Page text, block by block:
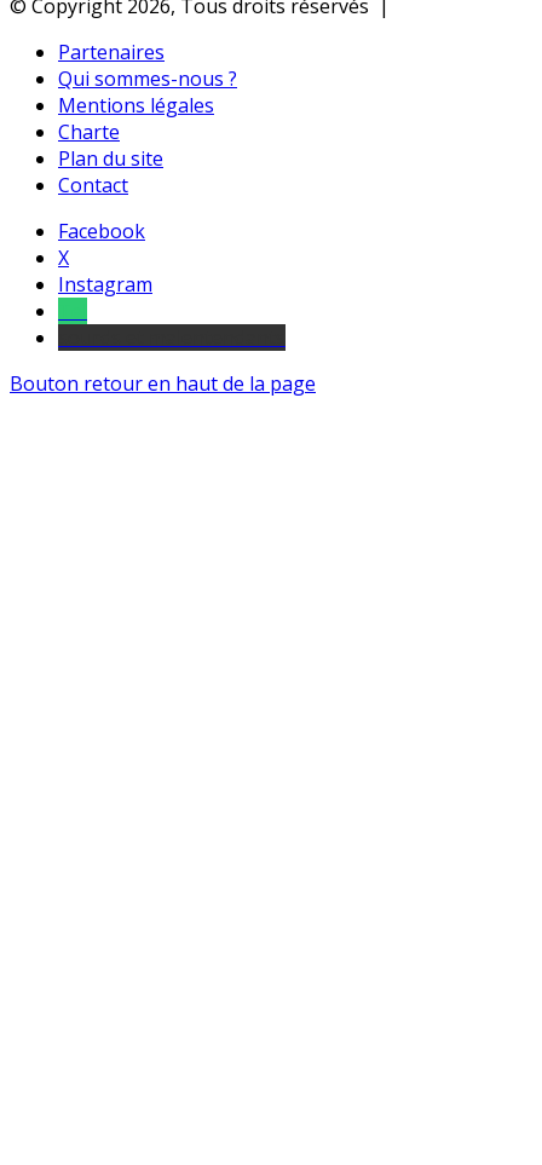
© Copyright 2026, Tous droits réservés |
Partenaires
Qui sommes-nous ?
Mentions légales
Charte
Plan du site
Contact
Facebook
X
Instagram
Bouton retour en haut de la page